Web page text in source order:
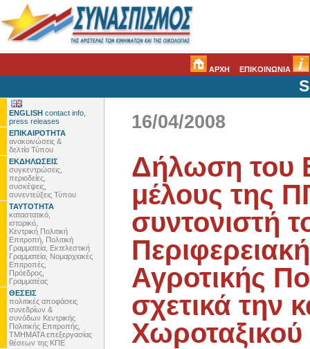
ΑΡΧΗ ΕΠΙΚΟΙΝΩΝΙΑ
ENGLISH contact info,
press releases
ΕΠΙΚΑΙΡΟΤΗΤΑ
ανακοινώσεις &
δελτία Τύπου
ΕΚΔΗΛΩΣΕΙΣ
συγκεντρώσεις,
περιοδείες,
συσκέψεις,
συνεντεύξεις Τύπου
ΤΑΥΤΟΤΗΤΑ
καταστατικό,
ιστορικό,
Κεντρική Πολιτική
Επιτροπή, Πολιτική
Γραμματεία, Εκτελεστική
Γραμματεία, Νομαρχιακές
Επιτροπές,
Πρόεδρος,
Γραμματέας
ΘΕΣΕΙΣ
πολιτικές αποφάσεις
συνεδρίων &
συνόδων Κεντρικής
Πολιτικής Επιτροπής,
ΤΜΗΜΑΤΑ επεξεργασίας
θέσεων της ΚΠΕ
16/04/2008
Δήλωση του
μέλους της
συντονιστή
Αγροτικής
σχετικά την
Χωροταξικού